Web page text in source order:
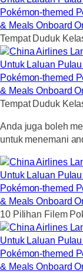
Tempat Duduk
Tempat Duduk
Anda juga boleh
untuk menemani
10 Pilihan Filem